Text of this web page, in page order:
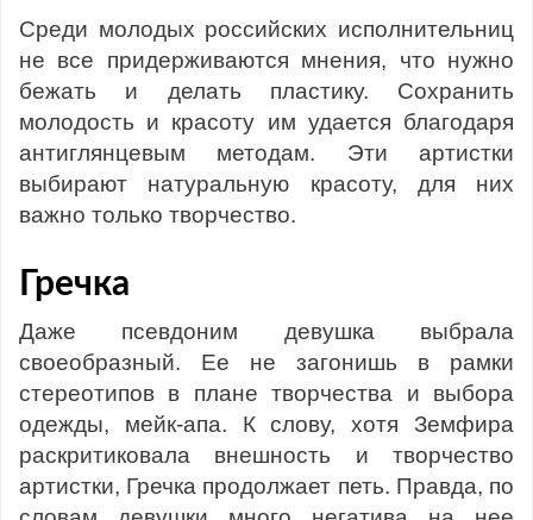
Среди молодых российских исполнительниц
не все придерживаются мнения, что нужно
бежать и делать пластику. Сохранить
молодость и красоту им удается благодаря
антиглянцевым методам. Эти артистки
выбирают натуральную красоту, для них
важно только творчество.
Гречка
Даже псевдоним девушка выбрала
своеобразный. Ее не загонишь в рамки
стереотипов в плане творчества и выбора
одежды, мейк-апа. К слову, хотя Земфира
раскритиковала внешность и творчество
артистки, Гречка продолжает петь. Правда, по